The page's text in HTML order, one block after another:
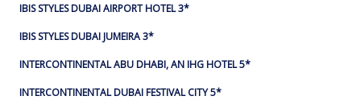
IBIS STYLES DUBAI AIRPORT HOTEL 3*
IBIS STYLES DUBAI JUMEIRA 3*
INTERCONTINENTAL ABU DHABI, AN IHG HOTEL 5*
INTERCONTINENTAL DUBAI FESTIVAL CITY 5*